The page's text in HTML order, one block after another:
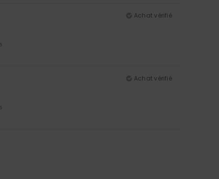
Achat vérifié
Achat vérifié